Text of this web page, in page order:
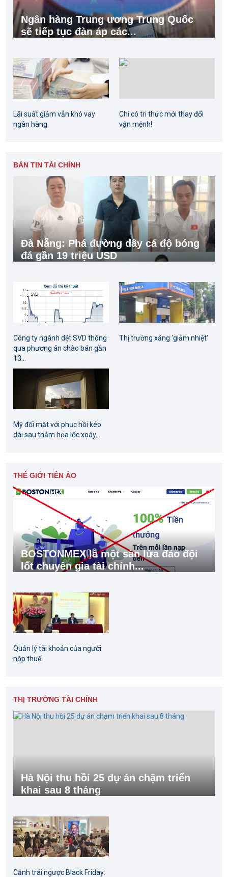
Ngân hàng Trung ương Trung Quốc
sẽ tiếp tục đàn áp các...
Lãi suất giảm vẫn khó vay
ngân hàng
Chỉ có tri thức mới thay đổi
vận mệnh!
BẢN TIN TÀI CHÍNH
Đà Nẵng: Phá đường dây cá độ bóng
đá gần 19 triệu USD
Công ty ngành dệt SVD thông
qua phương án chào bán gần
13...
Thị trường xăng 'giảm nhiệt'
Mỹ đối mặt với phục hồi kéo
dài sau thảm họa lốc xoáy...
THẾ GIỚI TIỀN ẢO
BOSTONMEX là một sàn lừa đảo đội
lốt chuyên gia tài chính...
Quản lý tài khoản của người
nộp thuế
THỊ TRƯỜNG TÀI CHÍNH
Hà Nội thu hồi 25 dự án chậm triển
khai sau 8 tháng
Cảnh trái ngược Black Friday: